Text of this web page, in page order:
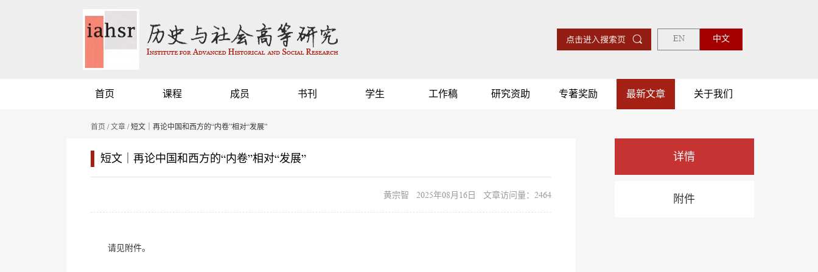
EN 中文
首页 课程 成员 书刊 学生 工作稿 研究资助 专著奖励 最新文章 关于我们
首页 /文章 / 短文｜再论中国和西方的“内卷”相对“发展”
短文｜再论中国和西方的“内卷”相对“发展”
黄宗智 2025年08月16日 文章访问量：2464
请见附件。
详情
附件